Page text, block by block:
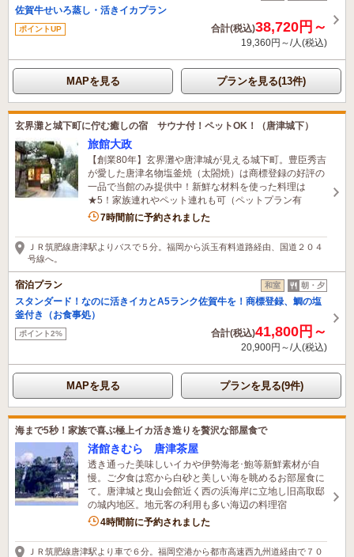
佐賀牛せいろ蒸し・活きイカプラン
ポイントUP 合計(税込)38,720円～
19,360円～/人(税込)
MAPを見る プランを見る(13件)
玄界灘と城下町に佇む癒しの宿 サウナ付！ペットOK！（唐津城下）
旅館大政
【創業80年】玄界灘や唐津城が見える城下町。豊臣秀吉
が愛した唐津名物塩釜焼（太閤焼）は商標登録の好評の
一品で当館のみ提供中！新鮮な材料を使った料理は
★5！家族連れやペット連れも可（ペットプラン有
1名がこの宿を見ています
7時間前に予約されました
ＪＲ筑肥線唐津駅よりバスで５分。福岡から浜玉有料道路経由、国道２０４
号線へ。
宿泊プラン 和室 朝・夕
スタンダード！なのに活きイカとA5ランク佐賀牛を！商標登録、鯛の塩
釜付き（お食事処）
ポイント2% 合計(税込)41,800円～
20,900円～/人(税込)
MAPを見る プランを見る(9件)
海まで5秒！家族で喜ぶ極上イカ活き造りを贅沢な部屋食で
渚館きむら 唐津茶屋
透き通った美味しいイカや伊勢海老･鮑等新鮮素材が自
慢。ご夕食は窓から白砂と美しい海を眺めるお部屋食に
て。唐津城と曳山会館近く西の浜海岸に立地し旧高取邸
の城内地区。地元客の利用も多い海辺の料理宿
1名がこの宿を見ています
4時間前に予約されました
ＪＲ筑肥線唐津駅より車で６分。福岡空港から都市高速西九州道経由で７０